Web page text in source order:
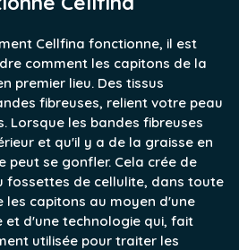
Cellfina fonctionne, il est
comment les capitons de la
premier lieu. Des tissus
fibreuses, relient votre peau
Lorsque les bandes fibreuses
et qu'il y a de la graisse en
peut se gonfler. Cela crée de
fossettes de cellulite, dans toute
les capitons au moyen d'une
et d'une technologie qui, fait
utilisée pour traiter les